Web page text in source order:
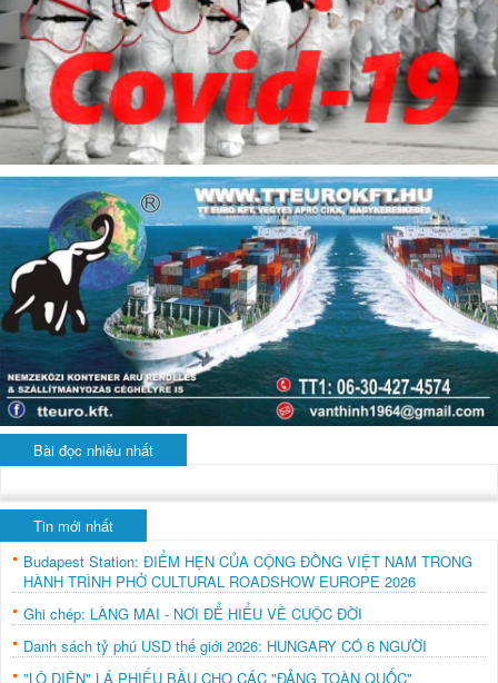
Bài đọc nhiều nhất
Tin mới nhất
Budapest Station: ĐIỂM HẸN CỦA CỘNG ĐỒNG VIỆT NAM TRONG
HÀNH TRÌNH PHỞ CULTURAL ROADSHOW EUROPE 2026
Ghi chép: LÀNG MAI - NƠI ĐỂ HIỂU VỀ CUỘC ĐỜI
Danh sách tỷ phú USD thế giới 2026: HUNGARY CÓ 6 NGƯỜI
"LỘ DIỆN" LÁ PHIẾU BẦU CHO CÁC "ĐẢNG TOÀN QUỐC"